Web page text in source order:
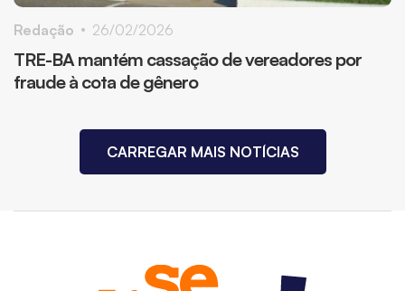
TRE-BA mantém cassação de vereadores por
fraude à cota de gênero
Redação 26/02/2026
CARREGAR MAIS NOTÍCIAS